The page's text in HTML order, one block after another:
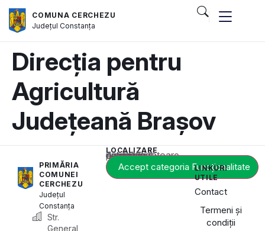
COMUNA CERCHEZU
JudețulConstanța
Direcția pentru
Agricultură
Județeană Brașov
PRIMĂRIA
COMUNEI
CERCHEZU
Județul
Constanța
Str.
General
LOCALIZARE
Acest conținut este blocat până când acceptați categoria corespunzătoare de cookie-uri.
Accept categoria Funcționalitate
LINKURI
UTILE
Contact
Termeni și
condiții